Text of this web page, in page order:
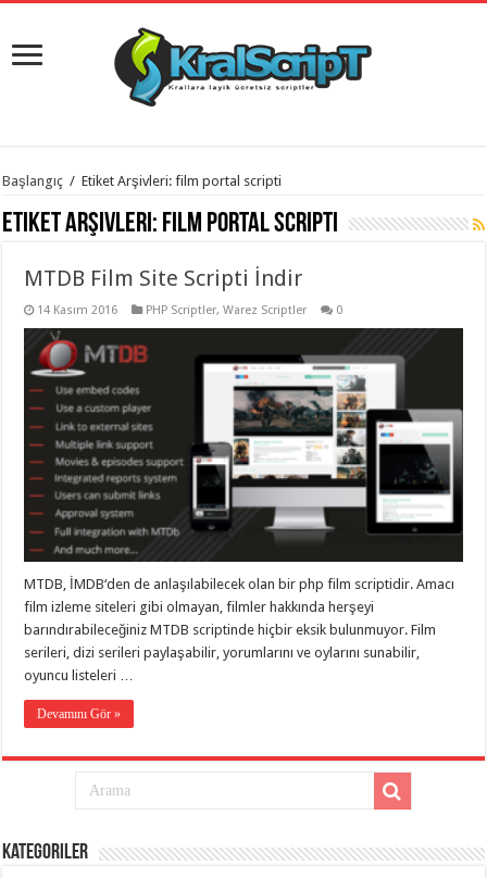
istanbul
evden
eve
organizasyon
evden
taşımacılık,
taşımacılık,
gaziantep
evden
taşımacılık,
evden
taşımacılık,
gaziantep
gaziantep
evden
taşımacılık,
gaziantep
evden
taşımacılık,
gaziantep
asansörlü
Başlangıç / Etiket Arşivleri: film portal scripti
Etiket Arşivleri: film portal scripti
MTDB Film Site Scripti İndir
14 Kasım 2016 PHP Scriptler,Warez Scriptler 0
MTDB, İMDB‘den de anlaşılabilecek olan bir php film scriptidir. Amacı
film izleme siteleri gibi olmayan, filmler hakkında herşeyi
barındırabileceğiniz MTDB scriptinde hiçbir eksik bulunmuyor. Film
serileri, dizi serileri paylaşabilir, yorumlarını ve oylarını sunabilir,
oyuncu listeleri …
Devamını Gör »
Kategoriler